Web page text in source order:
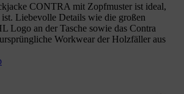
CONTRA mit Zopfmuster ist ideal,
Liebevolle Details wie die großen
Logo an der Tasche sowie das Contra
Workwear der Holzfäller aus